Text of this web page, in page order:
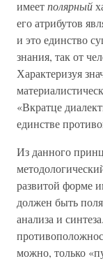
имеетполярный
его атрибутов
и это единство
знания, так от
Характеризуя
«Вкратце
единстве
Из данного
развитой форме
должен быть
анализа и
можно, только